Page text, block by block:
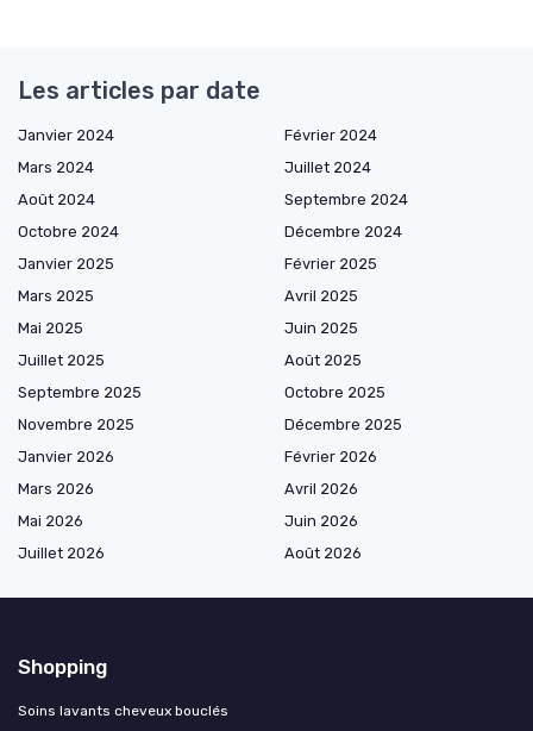
Les articles par date
Janvier 2024
Février 2024
Mars 2024
Juillet 2024
Août 2024
Septembre 2024
Octobre 2024
Décembre 2024
Janvier 2025
Février 2025
Mars 2025
Avril 2025
Mai 2025
Juin 2025
Juillet 2025
Août 2025
Septembre 2025
Octobre 2025
Novembre 2025
Décembre 2025
Janvier 2026
Février 2026
Mars 2026
Avril 2026
Mai 2026
Juin 2026
Juillet 2026
Août 2026
Shopping
Soins lavants cheveux bouclés